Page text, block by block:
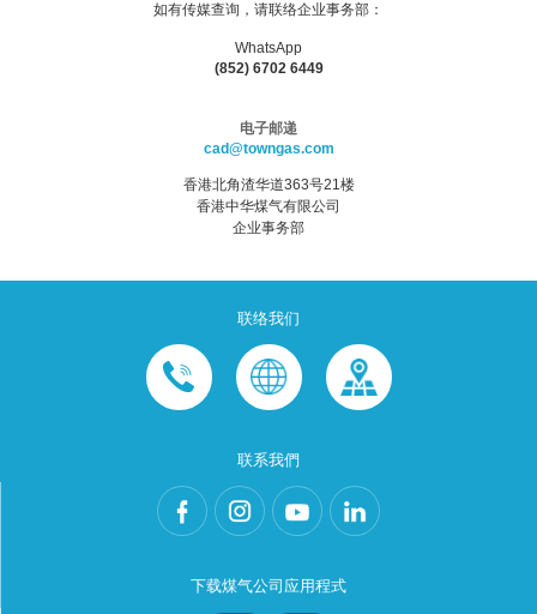
如有传媒查询，请联络企业事务部：
WhatsApp
(852) 6702 6449
电子邮递
cad@towngas.com
香港北角渣华道363号21楼
香港中华煤气有限公司
企业事务部
联络我们
联系我們
下载煤气公司应用程式